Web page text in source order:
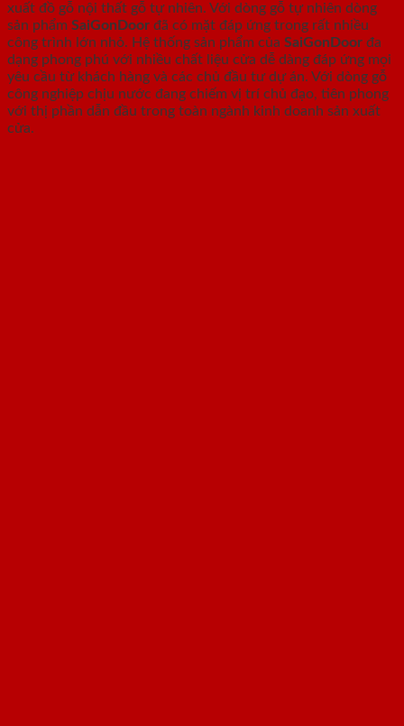
xuất đồ gỗ nội thất gỗ tự nhiên. Với dòng gỗ tự nhiên dòng
sản phẩm SaiGonDoor đã có mặt đáp ứng trong rất nhiều
công trình lớn nhỏ. Hệ thống sản phẩm của SaiGonDoor đa
dạng phong phú với nhiều chất liệu cửa dễ dàng đáp ứng mọi
yêu cầu từ khách hàng và các chủ đầu tư dự án. Với dòng gỗ
công nghiệp chịu nước đang chiếm vị trí chủ đạo, tiên phong
với thị phần dẫn đầu trong toàn ngành kinh doanh sản xuất
cửa.